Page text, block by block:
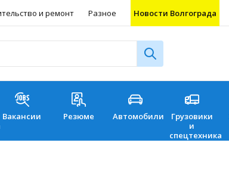
и ремонт Разное Новости Волгограда
Вакансии Резюме Автомобили
Грузовики
и
спецтехника